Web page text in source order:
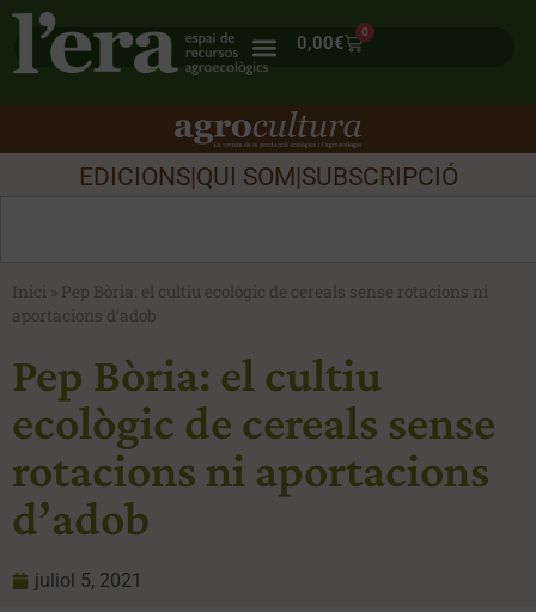
0,00€
0
EDICIONS|QUI SOM|SUBSCRIPCIÓ
Inici » Pep Bòria: el cultiu ecològic de cereals sense rotacions ni
aportacions d’adob
Pep Bòria: el cultiu
ecològic de cereals sense
rotacions ni aportacions
d’adob
juliol 5, 2021